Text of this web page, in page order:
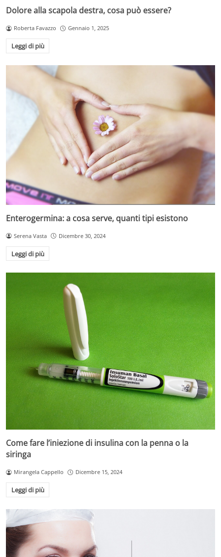
Dolore alla scapola destra, cosa può essere?
Roberta Favazzo Gennaio 1, 2025
Leggi di più
Enterogermina: a cosa serve, quanti tipi esistono
Serena Vasta Dicembre 30, 2024
Leggi di più
Come fare l’iniezione di insulina con la penna o la
siringa
Mirangela Cappello Dicembre 15, 2024
Leggi di più